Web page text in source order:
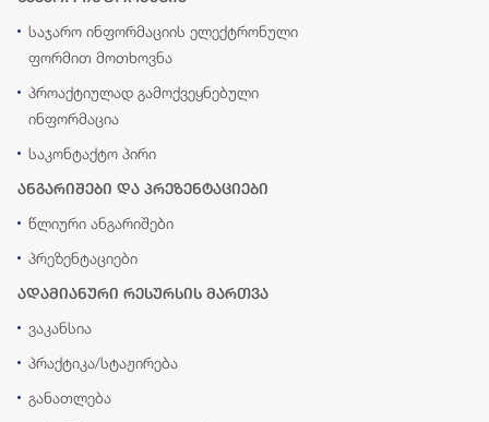
საჯარო ინფორმაციის ელექტრონული
ფორმით მოთხოვნა
პროაქტიულად გამოქვეყნებული
ინფორმაცია
საკონტაქტო პირი
ანგარიშები და პრეზენტაციები
წლიური ანგარიშები
პრეზენტაციები
ადამიანური რესურსის მართვა
ვაკანსია
პრაქტიკა/სტაჟირება
განათლება